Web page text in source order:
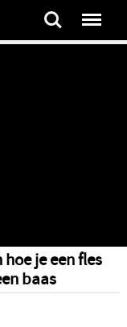
je een fles
baas